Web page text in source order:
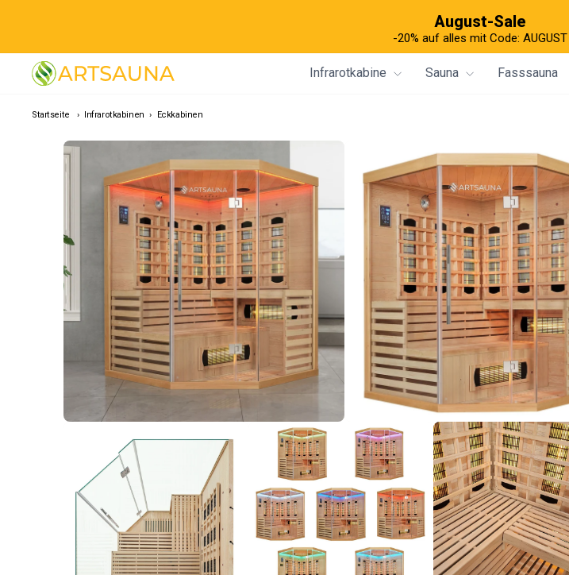
August-Sale
-20% auf alles mit Code: AUGUST
Infrarotkabine Sauna Fasssauna
Startseite › Infrarotkabinen › Eckkabinen